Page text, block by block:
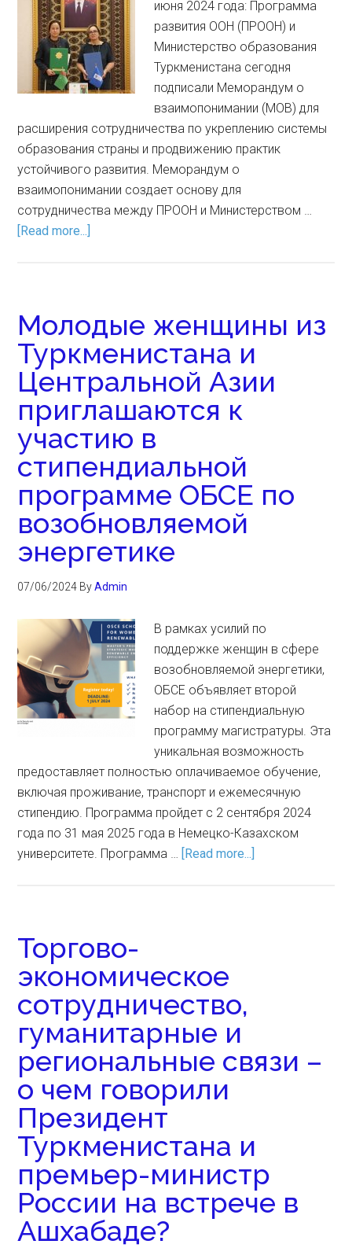
июня 2024 года: Программа
развития ООН (ПРООН) и
Министерство образования
Туркменистана сегодня
подписали Меморандум о
взаимопонимании (МОВ) для
расширения сотрудничества по укреплению системы
образования страны и продвижению практик
устойчивого развития. Меморандум о
взаимопонимании создает основу для
сотрудничества между ПРООН и Министерством …
[Read more...]
Молодые женщины из
Туркменистана и
Центральной Азии
приглашаются к
участию в
стипендиальной
программе ОБСЕ по
возобновляемой
энергетике
07/06/2024 ByAdmin
В рамках усилий по
поддержке женщин в сфере
возобновляемой энергетики,
ОБСЕ объявляет второй
набор на стипендиальную
программу магистратуры. Эта
уникальная возможность
предоставляет полностью оплачиваемое обучение,
включая проживание, транспорт и ежемесячную
стипендию. Программа пройдет с 2 сентября 2024
года по 31 мая 2025 года в Немецко-Казахском
университете. Программа … [Read more...]
Торгово-
экономическое
сотрудничество,
гуманитарные и
региональные связи –
о чем говорили
Президент
Туркменистана и
премьер-министр
России на встрече в
Ашхабаде?